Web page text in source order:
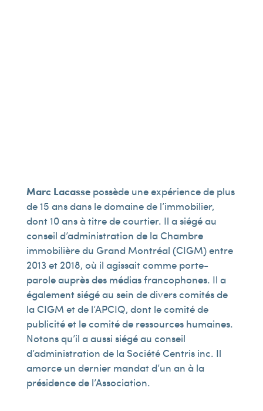
Marc Lacassepossède une expérience de plus
de 15 ans dans le domaine de l’immobilier,
dont 10 ans à titre de courtier. Il a siégé au
conseil d’administration de la Chambre
immobilière du Grand Montréal (CIGM) entre
2013 et 2018, où il agissait comme porte-
parole auprès des médias francophones. Il a
également siégé au sein de divers comités de
la CIGM et de l’APCIQ, dont le comité de
publicité et le comité de ressources humaines.
Notons qu’il a aussi siégé au conseil
d’administration de la Société Centris inc. Il
amorce un dernier mandat d’un an à la
présidence de l’Association.